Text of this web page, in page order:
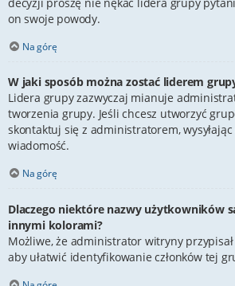
on swoje powody.
Na górę
W jaki sposób można zostać liderem
Lidera grupy zazwyczaj mianuje
tworzenia grupy. Jeśli chcesz utworzyć
skontaktuj się z administratorem,
wiadomość.
Na górę
Dlaczego niektóre nazwy użytkowników
innymi kolorami?
Możliwe, że administrator witryny
aby ułatwić identyfikowanie członków tej